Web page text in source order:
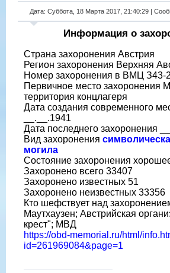
Дата: Суббота, 18 Марта 2017, 21:40:29 |
Информация о
Страна захоронения Австрия
Регион захоронения Верхняя
Номер захоронения в ВМЦ З43-
Первичное место захоронения
территория концлагеря
Дата создания современного
__.__.1941
Дата последнего захоронения
Вид захоронения
могила
Состояние захоронения
Захоронено всего 33407
Захоронено известных 51
Захоронено неизвестных 33356
Кто шефствует над
Маутхаузен; Австрийская
крест"; МВД
https://obd-memorial.ru/html/
id=261969084&page=1